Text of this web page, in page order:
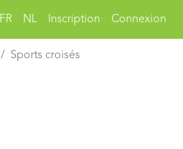
FR NL Inscription Connexion
Sports croisés